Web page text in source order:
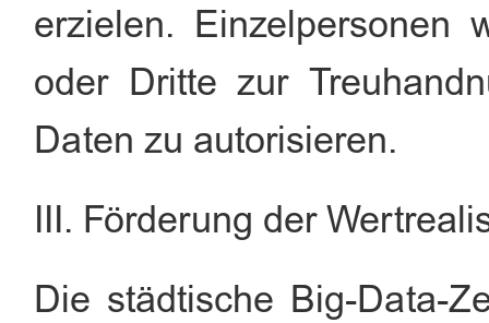
erzielen. Einzelpersonen
oder Dritte zur
Daten zu autorisieren.
III. Förderung der
Die städtische Big-Data-